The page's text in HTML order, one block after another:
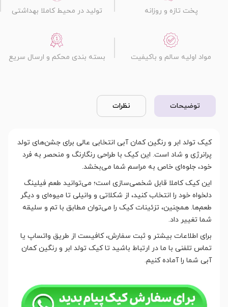
پخت تازه و روزانه تولید در محیط کاملا بهداشتی
مواد اولیه سالم و باکیفیت بسته بندی محکم و ارسال سریع
توضیحات نظرات
کیک تولد ابر و رنگین کمان آبی انتخابی عالی برای جشن‌های تولد
پرانرژی و شاد است. این کیک با طراحی رنگارنگ و منحصر به فرد
خود، جلوه‌ای خاص به مراسم شما می‌بخشد.
این کیک کاملا قابل شخصی‌سازی است؛ می‌توانید طعم فیلینگ
دلخواه خود را انتخاب کنید، از شکلاتی و وانیلی تا میوه‌ای و دیگر
طعم‌ها. همچنین، تزئینات کیک را می‌توان مطابق با تم و سلیقه
شما تغییر داد.
برای اطلاعات بیشتر و ثبت سفارش، کافیست از طریق واتساپ یا
تماس تلفنی با ما در ارتباط باشید تا کیک تولد ابر و رنگین کمان
آبی شما را آماده کنیم.